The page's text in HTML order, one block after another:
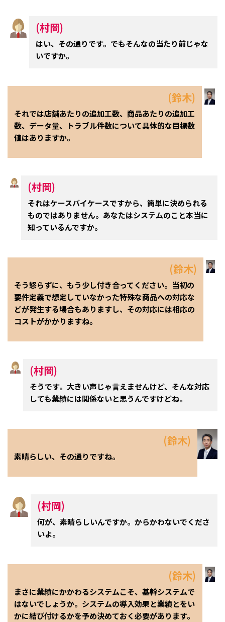
(村岡)
はい、その通りです。でもそんなの当たり前じゃな
いですか。
(鈴木)
それでは店舗あたりの追加工数、商品あたりの追加工
数、データ量、トラブル件数について具体的な目標数
値はありますか。
(村岡)
それはケースバイケースですから、簡単に決められる
ものではありません。あなたはシステムのこと本当に
知っているんですか。
(鈴木)
そう怒らずに、もう少し付き合ってください。当初の
要件定義で想定していなかった特殊な商品への対応な
どが発生する場合もありますし、その対応には相応の
コストがかかりますね。
(村岡)
そうです。大きい声じゃ言えませんけど、そんな対応
しても業績には関係ないと思うんですけどね。
(鈴木)
素晴らしい、その通りですね。
(村岡)
何が、素晴らしいんですか。からかわないでくださ
いよ。
(鈴木)
まさに業績にかかわるシステムこそ、基幹システムで
はないでしょうか。システムの導入効果と業績とをい
かに結び付けるかを予め決めておく必要があります。